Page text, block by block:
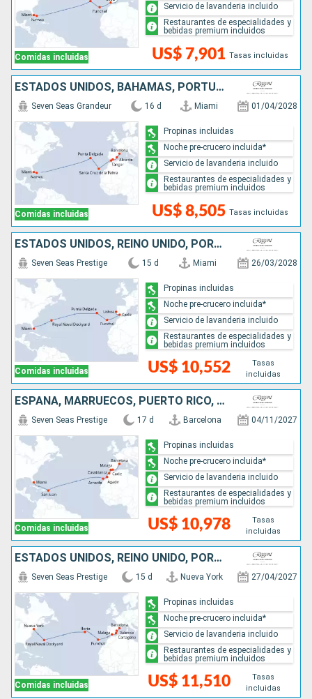
Comidas incluidas US$ 7,901 Tasas incluidas
Servicio de lavanderia incluido
Restaurantes de especialidades y
bebidas premium incluidos
ESTADOS UNIDOS, BAHAMAS, PORTUGAL, MARRUECOS, ESPAÑA
Comidas incluidas
Seven Seas Grandeur 16 d Miami 01/04/2028
US$ 8,505 Tasas incluidas
Propinas incluidas
Noche pre-crucero incluida*
Servicio de lavanderia incluido
Restaurantes de especialidades y
bebidas premium incluidos
ESTADOS UNIDOS, REINO UNIDO, PORTUGAL, ESPAÑA
Comidas incluidas
Seven Seas Prestige 15 d Miami 26/03/2028
US$ 10,552
Tasas
incluidas
Propinas incluidas
Noche pre-crucero incluida*
Servicio de lavanderia incluido
Restaurantes de especialidades y
bebidas premium incluidos
ESPAÑA, MARRUECOS, PUERTO RICO, ESTADOS UNIDOS
Comidas incluidas
Seven Seas Prestige 17 d Barcelona 04/11/2027
US$ 10,978
Tasas
incluidas
Propinas incluidas
Noche pre-crucero incluida*
Servicio de lavanderia incluido
Restaurantes de especialidades y
bebidas premium incluidos
ESTADOS UNIDOS, REINO UNIDO, PORTUGAL, ESPAÑA
Comidas incluidas
Seven Seas Prestige 15 d Nueva York 27/04/2027
US$ 11,510
Tasas
incluidas
Propinas incluidas
Noche pre-crucero incluida*
Servicio de lavanderia incluido
Restaurantes de especialidades y
bebidas premium incluidos